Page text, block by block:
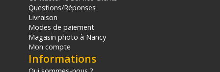
Questions/Réponses
Livraison
Modes de paiement
Magasin photo à Nancy
Mon compte
Informations